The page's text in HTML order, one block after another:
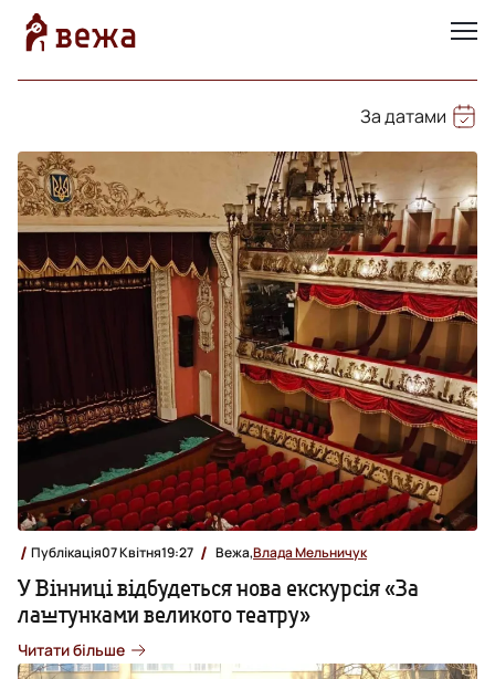
За датами
Публікація07 Квітня19:27 Вежа,Влада Мельничук
У Вінниці відбудеться нова екскурсія «За
лаштунками великого театру»
Читати більше